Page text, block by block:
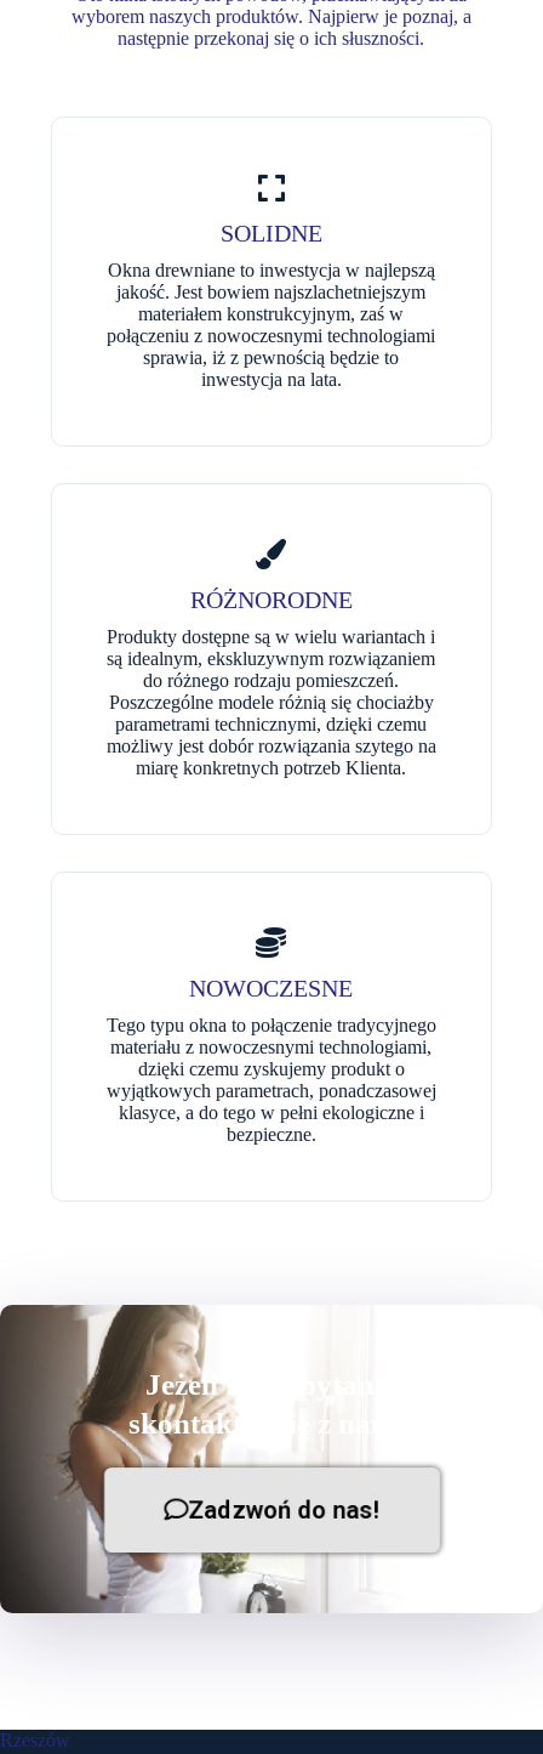
wyborem naszych produktów. Najpierw je poznaj, a
następnie przekonaj się o ich słuszności.
SOLIDNE
Okna drewniane to inwestycja w najlepszą
jakość. Jest bowiem najszlachetniejszym
materiałem konstrukcyjnym, zaś w
połączeniu z nowoczesnymi technologiami
sprawia, iż z pewnością będzie to
inwestycja na lata.
RÓŻNORODNE
Produkty dostępne są w wielu wariantach i
są idealnym, ekskluzywnym rozwiązaniem
do różnego rodzaju pomieszczeń.
Poszczególne modele różnią się chociażby
parametrami technicznymi, dzięki czemu
możliwy jest dobór rozwiązania szytego na
miarę konkretnych potrzeb Klienta.
NOWOCZESNE
Tego typu okna to połączenie tradycyjnego
materiału z nowoczesnymi technologiami,
dzięki czemu zyskujemy produkt o
wyjątkowych parametrach, ponadczasowej
klasyce, a do tego w pełni ekologiczne i
bezpieczne.
Jeżeli masz pytania
skontaktuj się z nami!
Zadzwoń do nas!
Rzeszów